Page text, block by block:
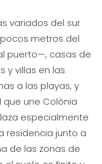
variados del sur
metros del
puerto—, casas de
y villas en las
a las playas, y
une Colònia
especialmente
residencia junto a
de las zonas de